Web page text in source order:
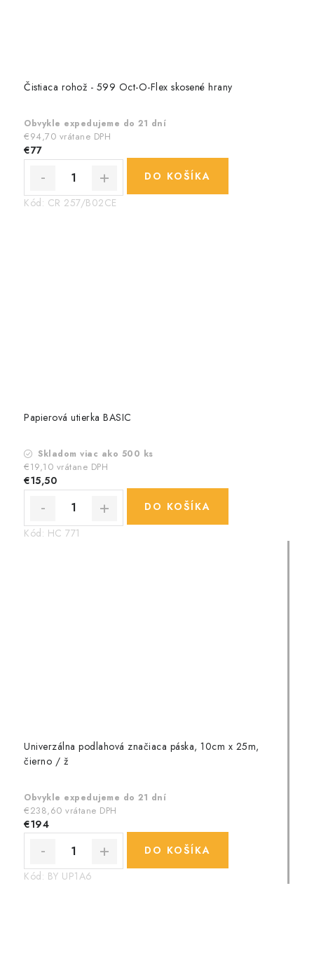
Čistiaca rohož - 599 Oct-O-Flex skosené hrany
Obvykle expedujeme do 21 dní
€94,70 vrátane DPH
€77
DO KOŠÍKA
Kód: CR 257/B02CE
Papierová utierka BASIC
Skladom viac ako 500 ks
€19,10 vrátane DPH
€15,50
DO KOŠÍKA
Kód: HC 771
Univerzálna podlahová značiaca páska, 10cm x 25m,
čierno / ž
Obvykle expedujeme do 21 dní
€238,60 vrátane DPH
€194
DO KOŠÍKA
Kód: BY UP1A6